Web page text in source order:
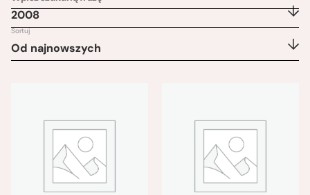
2008
Sortuj
Od najnowszych